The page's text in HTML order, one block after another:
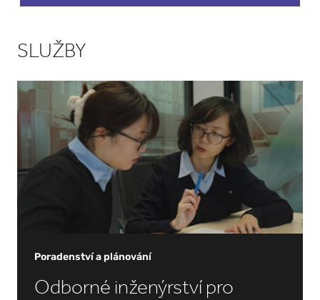
formy
SLUŽBY
Poradenství a plánování
Odborné inženýrství pro